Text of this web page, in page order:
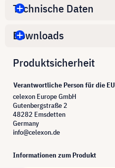
Technische Daten
Downloads
Produktsicherheit
Verantwortliche Person für die EU
celexon Europe GmbH
Gutenbergstraße 2
48282 Emsdetten
Germany
info@celexon.de
Informationen zum Produkt